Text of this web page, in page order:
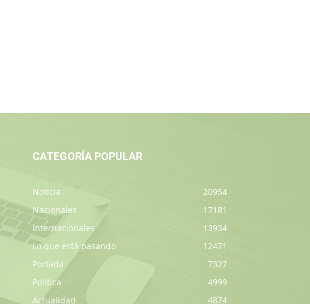
CATEGORÍA POPULAR
Noticia
20954
Nacionales
17181
Internacionales
13934
Lo que está pasando
12471
Portada
7327
Política
4999
Actualidad
4874